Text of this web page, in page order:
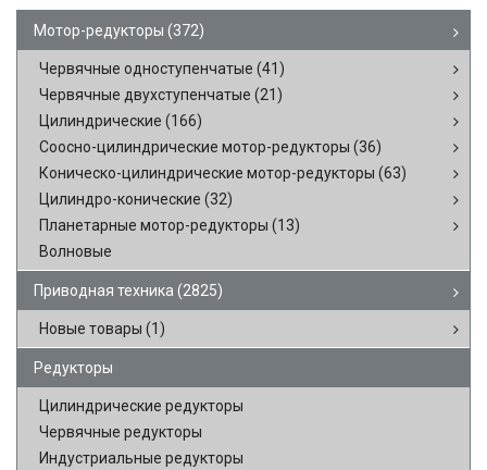
Мотор-редукторы (372)
Червячные одноступенчатые (41)
Червячные двухступенчатые (21)
Цилиндрические (166)
Соосно-цилиндрические мотор-редукторы (36)
Коническо-цилиндрические мотор-редукторы (63)
Цилиндро-конические (32)
Планетарные мотор-редукторы (13)
Волновые
Приводная техника (2825)
Новые товары (1)
Редукторы
Цилиндрические редукторы
Червячные редукторы
Индустриальные редукторы